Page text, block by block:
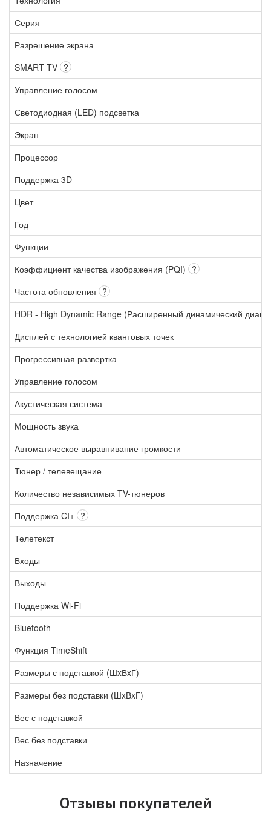
Серия
Разрешение экрана
SMART TV ?
Управление голосом
Светодиодная (LED) подсветка
Экран
Процессор
Поддержка 3D
Цвет
Год
Функции
Коэффициент качества изображения (PQI) ?
Частота обновления ?
HDR - High Dynamic Range (Расширенный динамический
Дисплей с технологией квантовых точек
Прогрессивная развертка
Управление голосом
Акустическая система
Мощность звука
Автоматическое выравнивание громкости
Тюнер / телевещание
Количество независимых TV-тюнеров
Поддержка CI+ ?
Телетекст
Входы
Выходы
Поддержка Wi-Fi
Bluetooth
Функция TimeShift
Размеры с подставкой (ШxВxГ)
Размеры без подставки (ШxВxГ)
Вес с подставкой
Вес без подставки
Назначение
Отзывы покупателей